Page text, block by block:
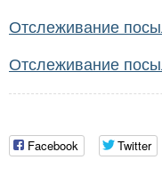
Отслеживание
Отслеживание
Facebook Twitter